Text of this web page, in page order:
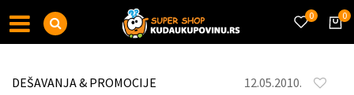
0
0
DEŠAVANJA & PROMOCIJE 12.05.2010.